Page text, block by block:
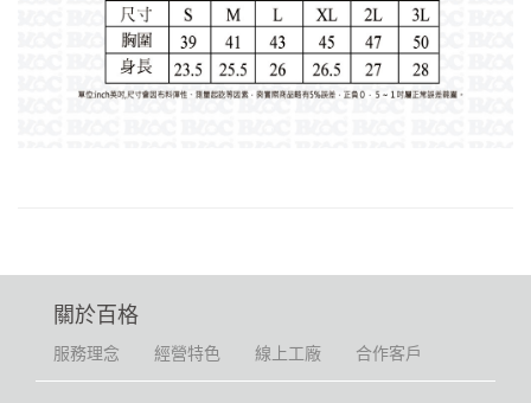
關於百格
服務理念 經營特色 線上工廠 合作客戶